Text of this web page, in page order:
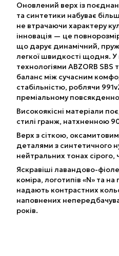
Оновлений верх із
та синтетики набуває
не втрачаючи характеру
інновація — це
що дарує динамічний,
легкої швидкості щодня. У
технологіями ABZORB SBS
баланс між сучасним
стабільністю, роблячи
преміальному
Високоякісні матеріали
стилі гранж, натхненною
Верх з сіткою,
деталями з синтетичного
нейтральних тонах сірого,
Яскравіші лавандово-
коміра, логотипів «N» та на
надають контрастних
наповнених
років.